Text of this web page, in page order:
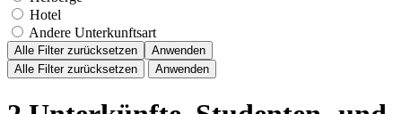
Hotel
Andere Unterkunftsart
Alle Filter zurücksetzen
Anwenden
Alle Filter zurücksetzen
Anwenden